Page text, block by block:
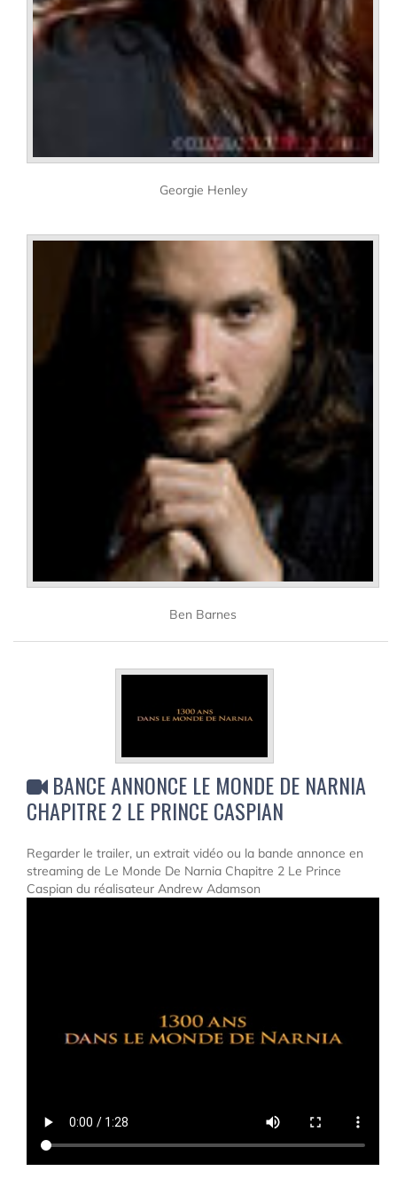
Georgie Henley
Ben Barnes
BANCE ANNONCE LE MONDE DE NARNIA
CHAPITRE 2 LE PRINCE CASPIAN
Regarder le trailer, un extrait vidéo ou la bande annonce en
streaming de Le Monde De Narnia Chapitre 2 Le Prince
Caspian du réalisateur Andrew Adamson